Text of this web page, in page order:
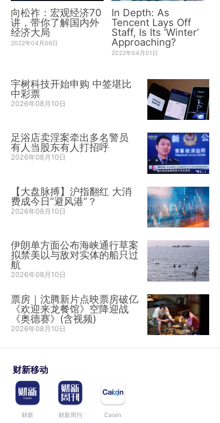
向松祚：宏观经济70
讲，带你了解国内外
经济大局
2022年04月06日
In Depth: As
Tencent Lays Off
Staff, Is Its ‘Winter’
Approaching?
2022年04月01日
宇树科技开始申购 中签堪比
中彩票
2026年08月10日
足浴店卖淫案牵出多名警员
有人当股东有人打招呼
2026年08月10日
【大盘脉搏】沪指翻红 大消
费成今日“避风港”？
2026年08月10日
伊朗单方面公布海峡通行草案
拟禁美以与敌对实体的船只过
航
2026年08月10日
票房｜沈腾新片点映票房破亿
《欢迎来龙餐馆》空降迎战
《奥德赛》(含视频)
2026年08月10日
财新移动
财新 财新周刊 Caixin